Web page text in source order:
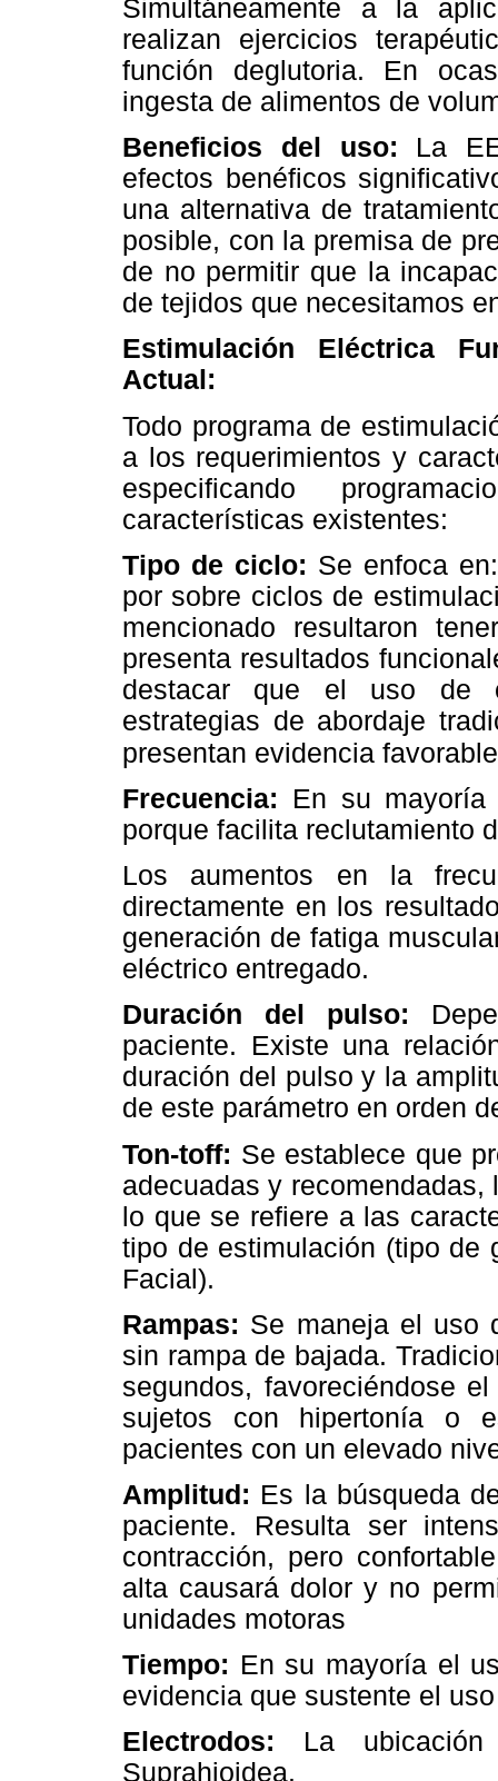
Simultáneamente a la
realizan ejercicios
función deglutoria. En
ingesta de alimentos de
Beneficios del uso: La
efectos benéficos
una alternativa de
posible, con la premisa de
de no permitir que la
de tejidos que necesitamos
Estimulación Eléctrica
Actual:
Todo programa de
a los requerimientos y
especificando
características existentes:
Tipo de ciclo: Se enfoca
por sobre ciclos de
mencionado resultaron
presenta resultados
destacar que el uso de
estrategias de abordaje
presentan evidencia favorable
Frecuencia: En su
porque facilita reclutamiento
Los aumentos en la
directamente en los
generación de fatiga
eléctrico entregado.
Duración del pulso:
paciente. Existe una
duración del pulso y la
de este parámetro en orden
Ton-toff: Se establece que
adecuadas y
lo que se refiere a las
tipo de estimulación (tipo de
Facial).
Rampas: Se maneja el uso
sin rampa de bajada.
segundos, favoreciéndose
sujetos con hipertonía o
pacientes con un elevado
Amplitud: Es la búsqueda
paciente. Resulta ser
contracción, pero
alta causará dolor y no
unidades motoras
Tiempo: En su mayoría el
evidencia que sustente el
Electrodos: La
Suprahioidea.